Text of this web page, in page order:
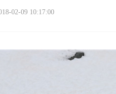
02-09 10:17:00